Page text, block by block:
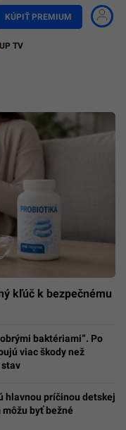
KÚPIŤ PREMIUM
UP TV
kľúč k bezpečnému
baktériami“. Po
viac škody než
hlavnou príčinou detskej
byť bežné